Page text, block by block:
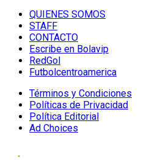
QUIENES SOMOS
STAFF
CONTACTO
Escribe en Bolavip
RedGol
Futbolcentroamerica
Términos y Condiciones
Políticas de Privacidad
Política Editorial
Ad Choices